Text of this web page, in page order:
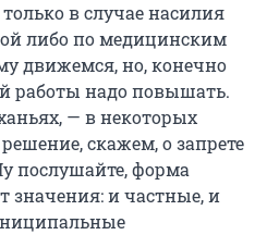
в случае насилия
либо по медицинским
движемся, но, конечно
работы надо повышать.
— в некоторых
скажем, о запрете
послушайте, форма
значения: и частные, и